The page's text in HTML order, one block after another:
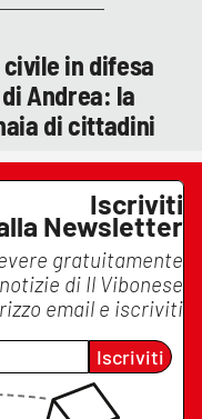
in difesa
Andrea: la
di cittadini
Iscriviti
Newsletter
gratuitamente
di Il Vibonese
email e iscriviti
Iscriviti